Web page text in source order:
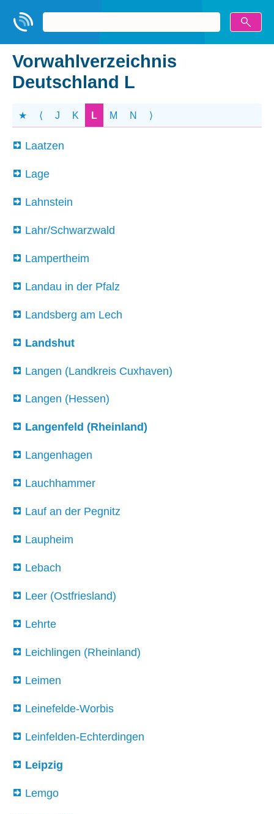
Vorwahlverzeichnis
Deutschland L
★ ⟨ J K L M N ⟩
Laatzen
Lage
Lahnstein
Lahr/Schwarzwald
Lampertheim
Landau in der Pfalz
Landsberg am Lech
Landshut
Langen (Landkreis Cuxhaven)
Langen (Hessen)
Langenfeld (Rheinland)
Langenhagen
Lauchhammer
Lauf an der Pegnitz
Laupheim
Lebach
Leer (Ostfriesland)
Lehrte
Leichlingen (Rheinland)
Leimen
Leinefelde-Worbis
Leinfelden-Echterdingen
Leipzig
Lemgo